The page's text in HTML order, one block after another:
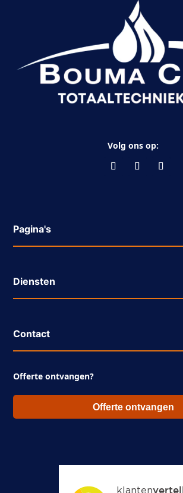
Volg ons op:
Pagina's
Diensten
Contact
Offerte ontvangen?
Offerte ontvangen